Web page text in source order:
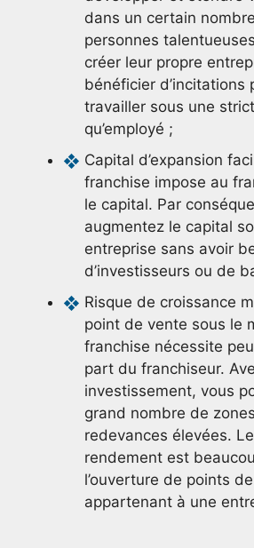
dans un certain
personnes
créer leur propre
bénéficier d’incitations
travailler sous une
qu’employé ;
Capital d’expansion
franchise impose au
le capital. Par
augmentez le capital
entreprise sans avoir
d’investisseurs ou de
Risque de croissance
point de vente sous le
franchise nécessite
part du franchiseur.
investissement, vous
grand nombre de
redevances élevées.
rendement est
l’ouverture de points
appartenant à une